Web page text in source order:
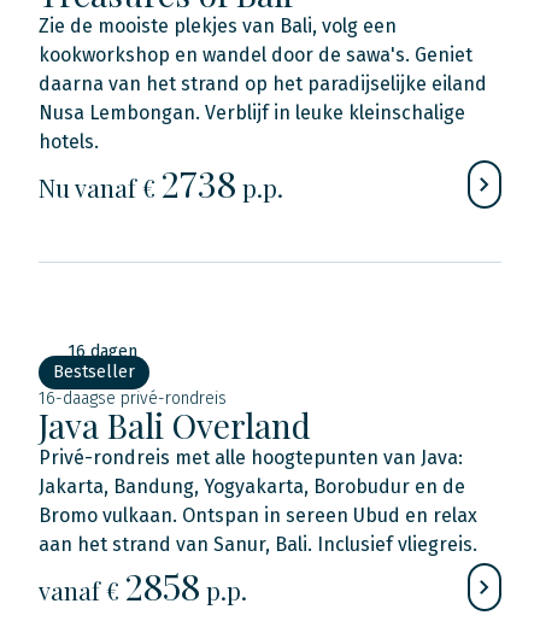
Zie de mooiste plekjes van Bali, volg een
kookworkshop en wandel door de sawa's. Geniet
daarna van het strand op het paradijselijke eiland
Nusa Lembongan. Verblijf in leuke kleinschalige
hotels.
Nu vanaf € 2738 p.p.
16 dagen
Bestseller
16-daagse privé-rondreis
Java Bali Overland
Privé-rondreis met alle hoogtepunten van Java:
Jakarta, Bandung, Yogyakarta, Borobudur en de
Bromo vulkaan. Ontspan in sereen Ubud en relax
aan het strand van Sanur, Bali. Inclusief vliegreis.
vanaf € 2858 p.p.